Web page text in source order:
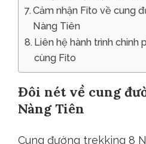
Cảm nhận Fito về cung
Nàng Tiên
Liên hệ hành trình chinh
cùng Fito
Đôi nét về cung
Nàng Tiên
Cung đường trekking 8